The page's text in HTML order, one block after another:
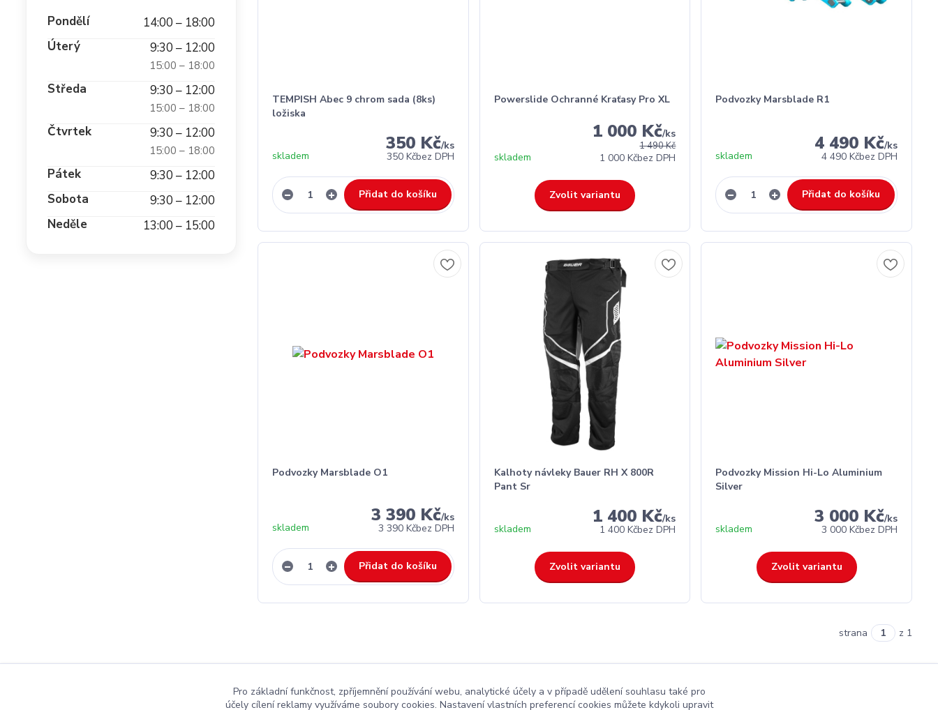
TEMPISH Abec 9 chrom sada (8ks)
ložiska
350 Kč/ks
350 Kčbez DPH
skladem
Přidat do košíku
Powerslide Ochranné Kraťasy Pro XL
1 490 Kč
1 000 Kč/ks
1 000 Kčbez DPH
skladem
Zvolit variantu
Podvozky Marsblade R1
4 490 Kč/ks
4 490 Kčbez DPH
skladem
Přidat do košíku
Podvozky Marsblade O1
3 390 Kč/ks
3 390 Kčbez DPH
skladem
Přidat do košíku
Kalhoty návleky Bauer RH X 800R
Pant Sr
1 400 Kč/ks
1 400 Kčbez DPH
skladem
Zvolit variantu
Podvozky Mission Hi-Lo Aluminium
Silver
3 000 Kč/ks
3 000 Kčbez DPH
skladem
Zvolit variantu
strana z 1
Pondělí
14:00 – 18:00
Úterý
9:30 – 12:00
15:00 – 18:00
Středa 9:30 – 12:00
15:00 – 18:00
Čtvrtek 9:30 – 12:00
15:00 – 18:00
Pátek
9:30 – 12:00
Sobota
9:30 – 12:00
Neděle
13:00 – 15:00
Pro základní funkčnost, zpříjemnění používání webu, analytické účely a v případě udělení souhlasu také pro
účely cílení reklamy využíváme soubory cookies. Nastavení vlastních preferencí cookies můžete kdykoli upravit